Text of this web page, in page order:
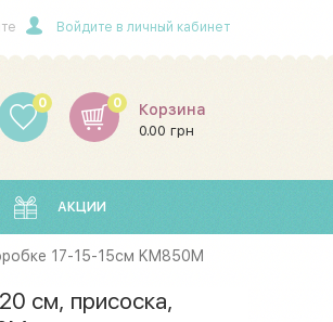
Войдите в личный кабинет
0 Корзина
0.00 грн
0
АКЦИИ
17-15-15см KM850M
см, присоска,